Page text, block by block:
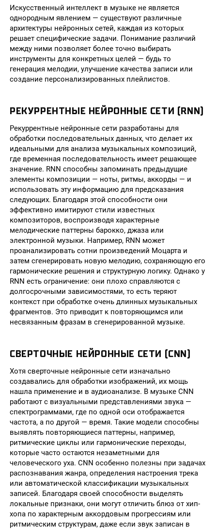
Искусственный интеллект в музыке не является
однородным явлением — существуют различные
архитектуры нейронных сетей, каждая из которых
решает специфические задачи. Понимание различий
между ними позволяет более точно выбирать
инструменты для конкретных целей — будь то
генерация мелодии, улучшение качества записи или
создание персонализированных плейлистов.
РЕКУРРЕНТНЫЕ НЕЙРОННЫЕ СЕТИ (RNN)
Рекуррентные нейронные сети разработаны для
обработки последовательных данных, что делает их
идеальными для анализа музыкальных композиций,
где временная последовательность имеет решающее
значение. RNN способны запоминать предыдущие
элементы композиции — ноты, ритмы, аккорды — и
использовать эту информацию для предсказания
следующих. Благодаря этой способности они
эффективно имитируют стили известных
композиторов, воспроизводя характерные
мелодические паттерны барокко, джаза или
электронной музыки. Например, RNN может
проанализировать сотни произведений Моцарта и
затем сгенерировать новую мелодию, сохраняющую его
гармонические решения и структурную логику. Однако у
RNN есть ограничение: они плохо справляются с
долгосрочными зависимостями, то есть теряют
контекст при обработке очень длинных музыкальных
фрагментов. Это приводит к повторяющимся или
несвязанным фразам в сгенерированной музыке.
СВЕРТОЧНЫЕ НЕЙРОННЫЕ СЕТИ (CNN)
Хотя сверточные нейронные сети изначально
создавались для обработки изображений, их мощь
нашла применение и в аудиоанализе. В музыке CNN
работают с визуальными представлениями звука —
спектрограммами, где по одной оси отображается
частота, а по другой — время. Такие модели способны
выявлять повторяющиеся паттерны, например,
ритмические циклы или гармонические переходы,
которые часто остаются незаметными для
человеческого уха. CNN особенно полезны при задачах
распознавания жанра, определения настроения трека
или автоматической классификации музыкальных
записей. Благодаря своей способности выделять
локальные признаки, они могут отличить блюз от хип-
хопа по характерным аккордовым прогрессиям или
ритмическим структурам, даже если звук записан в